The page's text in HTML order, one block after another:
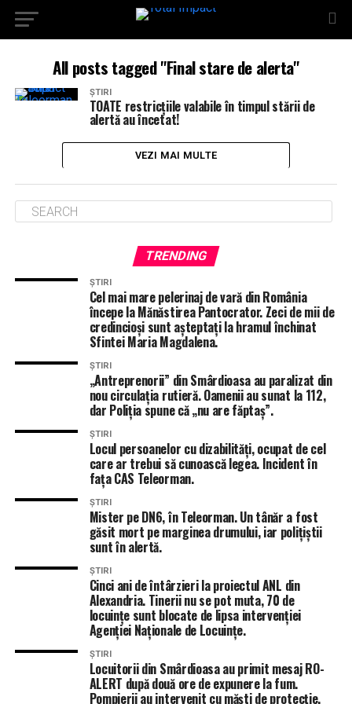
All posts tagged "Final stare de alerta"
ȘTIRI
TOATE restricţiile valabile în timpul stării de
alertă au încetat!
VEZI MAI MULTE
TRENDING
ȘTIRI
Cel mai mare pelerinaj de vară din România
începe la Mănăstirea Pantocrator. Zeci de mii de
credincioși sunt așteptați la hramul închinat
Sfintei Maria Magdalena.
ȘTIRI
„Antreprenorii” din Smârdioasa au paralizat din
nou circulația rutieră. Oamenii au sunat la 112,
dar Poliția spune că „nu are făptaș”.
ȘTIRI
Locul persoanelor cu dizabilități, ocupat de cel
care ar trebui să cunoască legea. Incident în
fața CAS Teleorman.
ȘTIRI
Mister pe DN6, în Teleorman. Un tânăr a fost
găsit mort pe marginea drumului, iar polițiștii
sunt în alertă.
ȘTIRI
Cinci ani de întârzieri la proiectul ANL din
Alexandria. Tinerii nu se pot muta, 70 de
locuințe sunt blocate de lipsa intervenției
Agenției Naționale de Locuințe.
ȘTIRI
Locuitorii din Smârdioasa au primit mesaj RO-
ALERT după două ore de expunere la fum.
Pompierii au intervenit cu măști de protecție.